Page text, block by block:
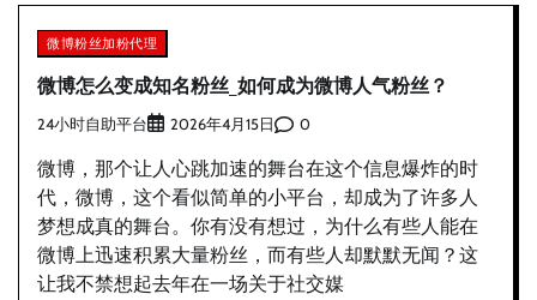
微博粉丝加粉代理
微博怎么变成知名粉丝_如何成为微博人气粉丝？
24小时自助平台 2026年4月15日 0
微博，那个让人心跳加速的舞台在这个信息爆炸的时
代，微博，这个看似简单的小平台，却成为了许多人
梦想成真的舞台。你有没有想过，为什么有些人能在
微博上迅速积累大量粉丝，而有些人却默默无闻？这
让我不禁想起去年在一场关于社交媒